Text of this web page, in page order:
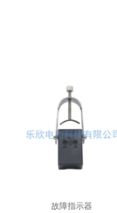
故障指示器